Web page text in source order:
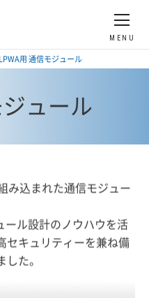
MENU
LPWA用 通信モジュール
ジュール
み込まれた通信モジュー
ール設計のノウハウを活
セキュリティーを兼ね備
した。